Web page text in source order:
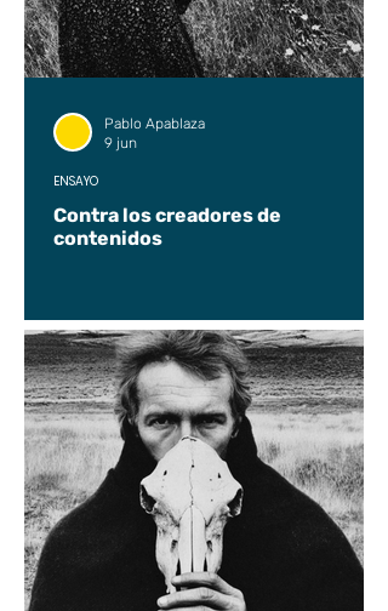
Contra los creadores de
contenidos
ENSAYO
Pablo Apablaza
9 jun